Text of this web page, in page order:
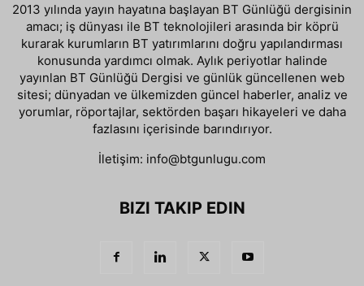
2013 yılında yayın hayatına başlayan BT Günlüğü dergisinin
amacı; iş dünyası ile BT teknolojileri arasında bir köprü
kurarak kurumların BT yatırımlarını doğru yapılandırması
konusunda yardımcı olmak. Aylık periyotlar halinde
yayınlan BT Günlüğü Dergisi ve günlük güncellenen web
sitesi; dünyadan ve ülkemizden güncel haberler, analiz ve
yorumlar, röportajlar, sektörden başarı hikayeleri ve daha
fazlasını içerisinde barındırıyor.
İletişim: info@btgunlugu.com
BIZI TAKIP EDIN